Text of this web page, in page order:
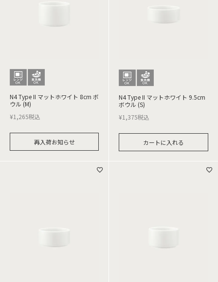
N4 Type II マットホワイト 8cm ボ
ウル (M)
¥1,265税込
再入荷お知らせ
N4 Type II マットホワイト 9.5cm
ボウル (S)
¥1,375税込
カートに入れる